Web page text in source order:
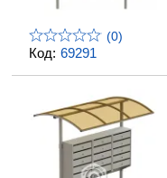
Код: 69291
(0)